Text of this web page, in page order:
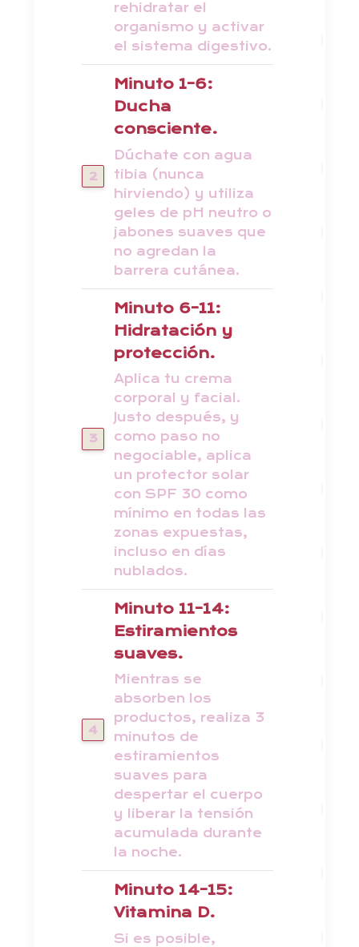
rehidratar el
organismo y activar
el sistema digestivo.
Minuto 1-6:
Ducha
consciente.
Dúchate con agua
tibia (nunca
hirviendo) y utiliza
geles de pH neutro o
jabones suaves que
no agredan la
barrera cutánea.
Minuto 6-11:
Hidratación y
protección.
Aplica tu crema
corporal y facial.
Justo después, y
como paso no
negociable, aplica
un protector solar
con SPF 30 como
mínimo en todas las
zonas expuestas,
incluso en días
nublados.
Minuto 11-14:
Estiramientos
suaves.
Mientras se
absorben los
productos, realiza 3
minutos de
estiramientos
suaves para
despertar el cuerpo
y liberar la tensión
acumulada durante
la noche.
Minuto 14-15:
Vitamina D.
Si es posible,